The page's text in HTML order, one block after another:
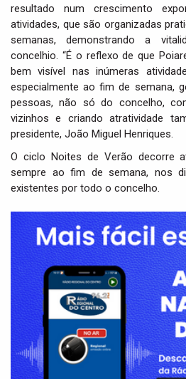
resultado num crescimento
atividades, que são organizadas
semanas, demonstrando a
concelhio. “É o reflexo de que
bem visível nas inúmeras
especialmente ao fim de semana,
pessoas, não só do concelho,
vizinhos e criando atratividade
presidente, João Miguel Henriques.
O ciclo Noites de Verão decorre
sempre ao fim de semana, nos
existentes por todo o concelho.